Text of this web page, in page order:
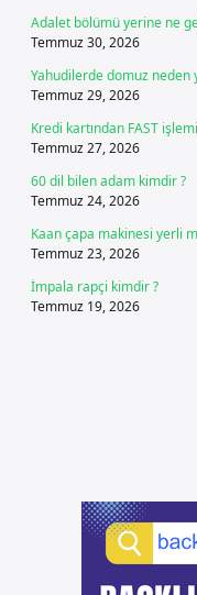
Adalet bölümü yerine ne
Temmuz 30, 2026
Yahudilerde domuz neden
Temmuz 29, 2026
Kredi kartından FAST
Temmuz 27, 2026
60 dil bilen adam kimdir ?
Temmuz 24, 2026
Kaan çapa makinesi yerli
Temmuz 23, 2026
İmpala rapçi kimdir ?
Temmuz 19, 2026